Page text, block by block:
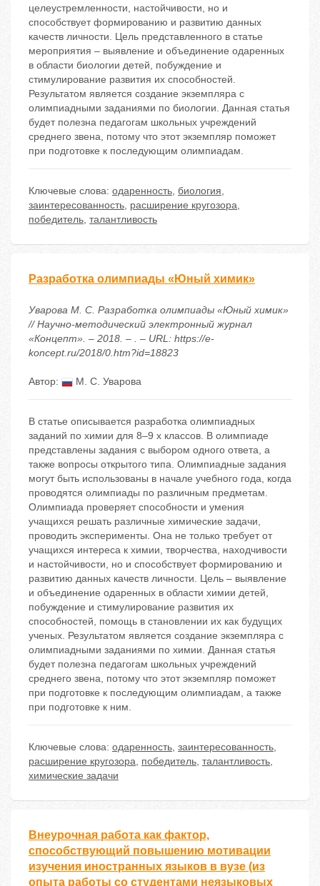
целеустремленности, настойчивости, но и
способствует формированию и развитию данных
качеств личности. Цель представленного в статье
мероприятия – выявление и объединение одаренных
в области биологии детей, побуждение и
стимулирование развития их способностей.
Результатом является создание экземпляра с
олимпиадными заданиями по биологии. Данная статья
будет полезна педагогам школьных учреждений
среднего звена, потому что этот экземпляр поможет
при подготовке к последующим олимпиадам.
Ключевые слова: одаренность, биология,
заинтересованность, расширение кругозора,
победитель, талантливость
Разработка олимпиады «Юный химик»
Уварова М. С. Разработка олимпиады «Юный химик»
// Научно-методический электронный журнал
«Концепт». – 2018. – . – URL: https://e-
koncept.ru/2018/0.htm?id=18823
Автор: М. С. Уварова
В статье описывается разработка олимпиадных
заданий по химии для 8–9 х классов. В олимпиаде
представлены задания с выбором одного ответа, а
также вопросы открытого типа. Олимпиадные задания
могут быть использованы в начале учебного года, когда
проводятся олимпиады по различным предметам.
Олимпиада проверяет способности и умения
учащихся решать различные химические задачи,
проводить эксперименты. Она не только требует от
учащихся интереса к химии, творчества, находчивости
и настойчивости, но и способствует формированию и
развитию данных качеств личности. Цель – выявление
и объединение одаренных в области химии детей,
побуждение и стимулирование развития их
способностей, помощь в становлении их как будущих
ученых. Результатом является создание экземпляра с
олимпиадными заданиями по химии. Данная статья
будет полезна педагогам школьных учреждений
среднего звена, потому что этот экземпляр поможет
при подготовке к последующим олимпиадам, а также
при подготовке к ним.
Ключевые слова: одаренность, заинтересованность,
расширение кругозора, победитель, талантливость,
химические задачи
Внеурочная работа как фактор,
способствующий повышению мотивации
изучения иностранных языков в вузе (из
опыта работы со студентами неязыковых